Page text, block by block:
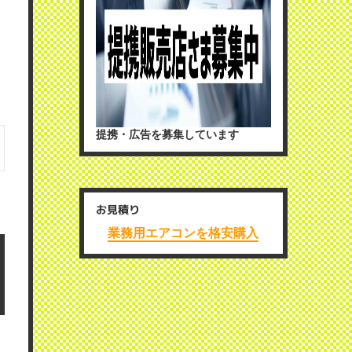
提携・広告を募集しています
お見積り
業務用エアコンを格安購入